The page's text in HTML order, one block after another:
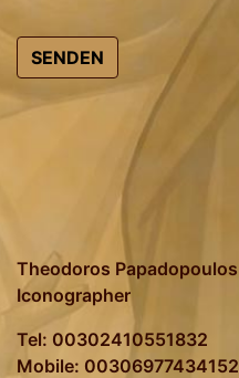
SENDEN
Theodoros Papadopoulos
Iconographer
Tel: 00302410551832
Mobile: 00306977434152